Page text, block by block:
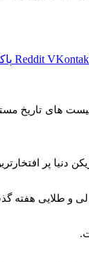
Reddit
های تاریخ
و طلایی هفته